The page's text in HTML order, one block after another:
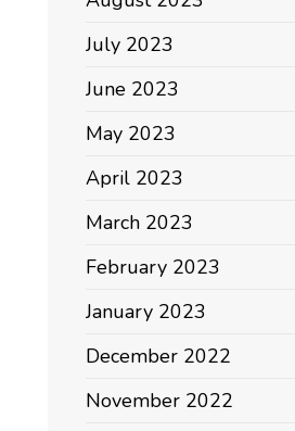
July 2023
June 2023
May 2023
April 2023
March 2023
February 2023
January 2023
December 2022
November 2022